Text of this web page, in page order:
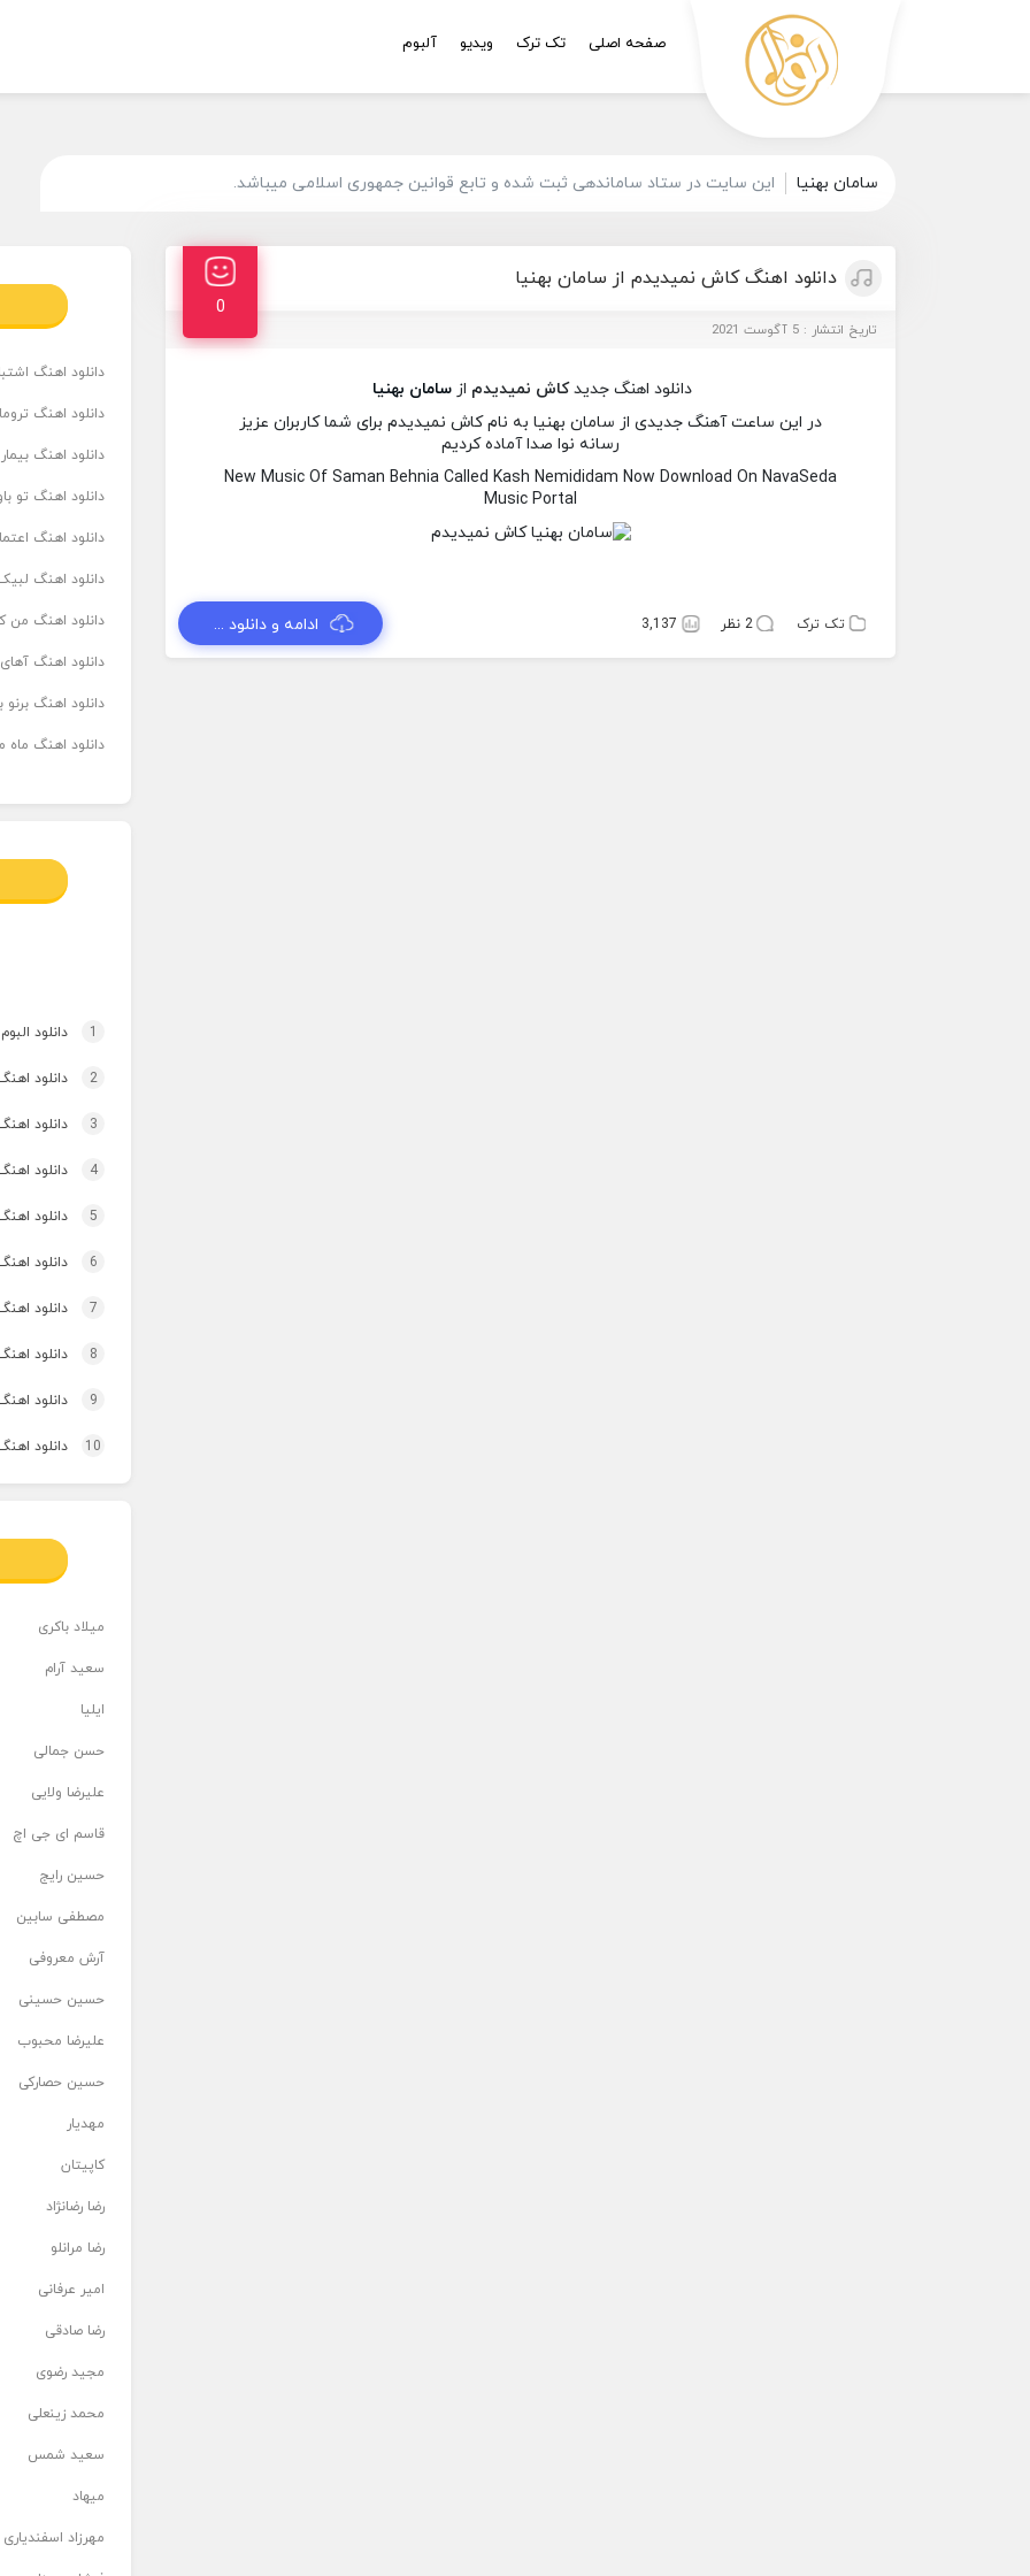
صفحه اصلی تک ترک ویدیو آلبوم
سامان بهنیا این سایت در ستاد ساماندهی ثبت شده و تابع قوانین جمهوری اسلامی میباشد.
دانلود اهنگ کاش نمیدیدم از سامان بهنیا
0
تاریخ انتشار : 5 آگوست 2021
دانلود اهنگ جدیدکاش نمیدیدم ازسامان بهنیا
در این ساعت آهنگ جدیدی از سامان بهنیا به نام کاش نمیدیدم برای شما کاربران عزیز
رسانه نوا صدا آماده کردیم
New Music Of Saman Behnia Called Kash Nemididam Now Download On NavaSeda
Music Portal
تک ترک 2 نظر 3,137 ادامه و دانلود ...
دانلود اهنگ
دانلود اهنگ
دانلود اهنگ
دانلود اهنگ تو
دانلود اهنگ
دانلود اهنگ
دانلود اهنگ من
دانلود اهنگ
دانلود اهنگ برنو بدوش ۲ از
دانلود اهنگ ماه
1 دانلود
2 دانلود
3 دانلود
4 دانلود اهنگ تاپ و
5 دانلود
6 دانلود اهنگ برنو
7 دانلود
8 دانلود
9 دانلود
10 دانلود
میلاد باکری
سعید آرام
ایلیا
حسن جمالی
علیرضا ولایی
قاسم ای جی اچ
حسین رایج
مصطفی سابین
آرش معروفی
حسین حسینی
علیرضا محبوب
حسین حصارکی
مهدیار
کاپیتان
رضا رضانژاد
رضا مرانلو
امیر عرفانی
رضا صادقی
مجید رضوی
محمد زینعلی
سعید شمس
میهاد
مهرزاد اسفندیاری